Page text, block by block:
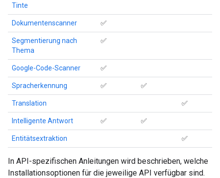
Tinte
Dokumentenscanner ✅
Segmentierung nach
Thema
✅
Google-Code-Scanner ✅
Spracherkennung ✅ ✅
Translation ✅
Intelligente Antwort ✅ ✅
Entitätsextraktion ✅
In API-spezifischen Anleitungen wird beschrieben, welche
Installationsoptionen für die jeweilige API verfügbar sind.